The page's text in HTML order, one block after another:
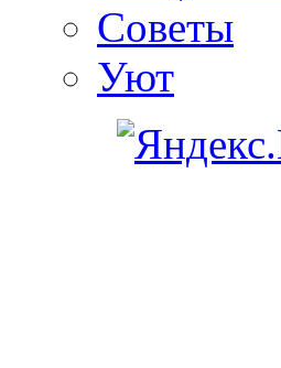
Советы
Уют